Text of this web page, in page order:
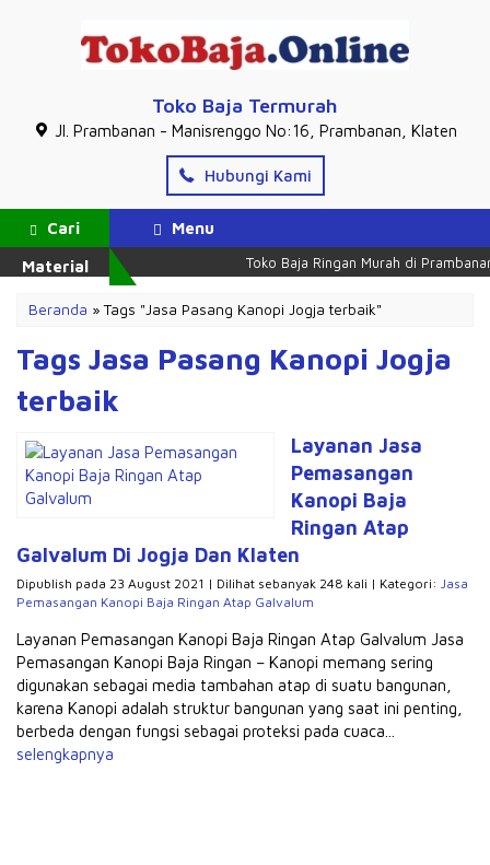
Toko Baja Termurah
Jl. Prambanan - Manisrenggo No:16, Prambanan, Klaten
Hubungi Kami
Cari
Material
Menu
Toko Baja Ringan Murah di
Beranda »Tags "Jasa Pasang Kanopi Jogja terbaik"
Tags Jasa Pasang Kanopi Jogja
terbaik
Layanan Jasa
Pemasangan
Kanopi Baja
Ringan Atap
Galvalum Di Jogja Dan Klaten
Dipublish pada 23 August 2021 | Dilihat sebanyak 248 kali | Kategori: Jasa
Pemasangan Kanopi Baja Ringan Atap Galvalum
Layanan Pemasangan Kanopi Baja Ringan Atap Galvalum Jasa
Pemasangan Kanopi Baja Ringan – Kanopi memang sering
digunakan sebagai media tambahan atap di suatu bangunan,
karena Kanopi adalah struktur bangunan yang saat ini penting,
berbeda dengan fungsi sebagai proteksi pada cuaca...
selengkapnya